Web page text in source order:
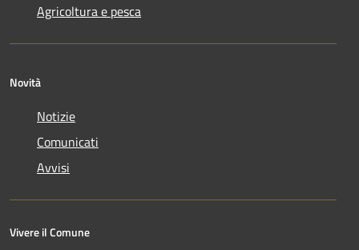
Agricoltura e pesca
Novità
Notizie
Comunicati
Avvisi
Vivere il Comune